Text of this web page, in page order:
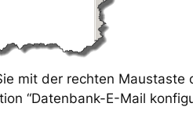
mit der rechten Maustaste
“Datenbank-E-Mail